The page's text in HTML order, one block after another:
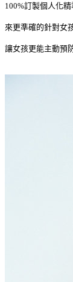
100%訂製個人化
來更準確的針對女
讓女孩更能主動預